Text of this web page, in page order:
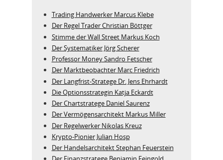
Trading Handwerker Marcus Klebe
Der Regel Trader Christian Böttger
Stimme der Wall Street Markus Koch
Der Systematiker Jörg Scherer
Professor Money Sandro Fetscher
Der Marktbeobachter Marc Friedrich
Der Langfrist-Stratege Dr. Jens Ehrhardt
Die Optionsstrategin Katja Eckardt
Der Chartstratege Daniel Saurenz
Der Vermögensarchitekt Markus Miller
Der Regelwerker Nikolas Kreuz
Krypto-Pionier Julian Hosp
Der Handelsarchitekt Stephan Feuerstein